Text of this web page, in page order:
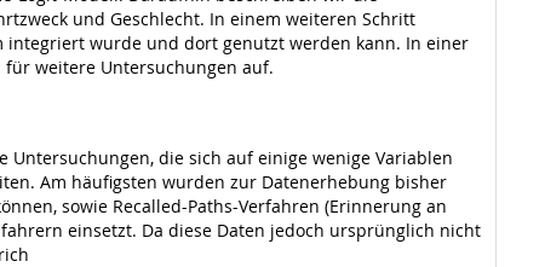
und Geschlecht. In einem weiteren Schritt
integriert wurde und dort genutzt werden kann. In einer
weitere Untersuchungen auf.
Untersuchungen, die sich auf einige wenige Variablen
Am häufigsten wurden zur Datenerhebung bisher
sowie Recalled-Paths-Verfahren (Erinnerung an
einsetzt. Da diese Daten jedoch ursprünglich nicht